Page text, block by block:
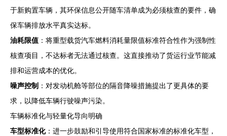
于新购置车辆，其环保信息公开随车清单成为必须核查的要件，确
保车辆排放水平真实达标。
油耗限值 ：将重型载货汽车燃料消耗量限值标准符合性作为强制性
核查项目，不达标者无法通过核查。这直接推动了货运行业节能减
排和运营成本的优化。
噪声控制 ：对发动机舱等部位的隔音降噪措施提出了更具体的要
求，以降低车辆行驶噪声污染。
车辆标准化与轻量化导向明确
车型标准化：进一步鼓励和引导使用符合国家标准的标准化车型，